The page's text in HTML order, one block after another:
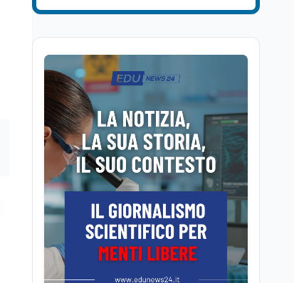
Editoriali
Camere in ferie,
settembre tra legge
elettorale e Rai. La
premier Meloni attesa a
Bari il 4 settembre per
celebrare il governo più
longevo dell’Italia
Cultura7 ago
Ravenna, il settembre
dantesco nel 705°
anniversario della morte
del Sommo Poeta
Cultura 7 ago
Franca Ghitti a Santa
Giulia: il quarto capitolo
dei Palcoscenici